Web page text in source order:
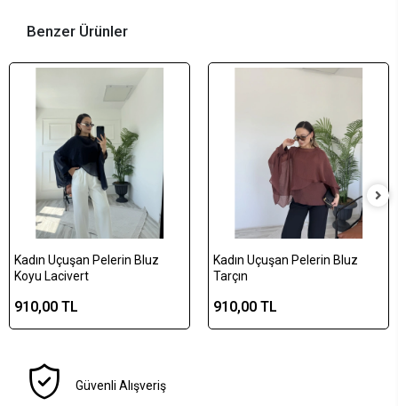
Benzer Ürünler
Kadın Uçuşan Pelerin Bluz
Koyu Lacivert
910,00 TL
Kadın Uçuşan Pelerin Bluz
Tarçın
910,00 TL
Güvenli Alışveriş